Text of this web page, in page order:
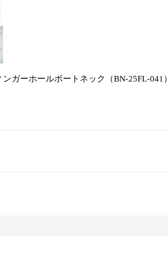
ガーホールボートネック（BN-25FL-041）